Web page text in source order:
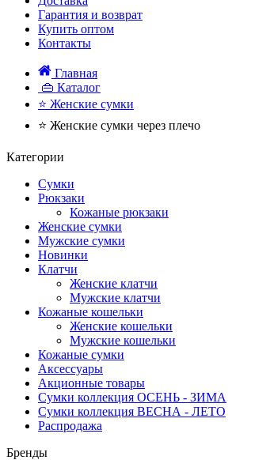
Гарантия и возврат
Купить оптом
Контакты
Главная
👜 Каталог
⭐ Женские сумки
⭐ Женские сумки через плечо
Категории
Сумки
Рюкзаки
Кожаные рюкзаки
Женские сумки
Мужские сумки
Новинки
Клатчи
Женские клатчи
Мужские клатчи
Кожаные кошельки
Женские кошельки
Мужские кошельки
Кожаные сумки
Аксессуары
Акционные товары
Сумки коллекция ОСЕНЬ - ЗИМА
Сумки коллекция ВЕСНА - ЛЕТО
Распродажа
Бренды